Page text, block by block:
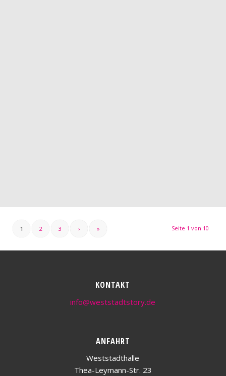
Seite 1 von 10
1 2 3 › »
KONTAKT
info@weststadtstory.de
ANFAHRT
Weststadthalle
Thea-Leymann-Str. 23